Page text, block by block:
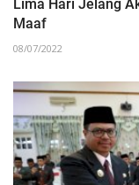
Lima Hari Jelang
Maaf
08/07/2022